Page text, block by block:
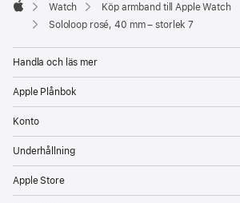
Apple
Watch
Köp armband till Apple Watch
Sololoop rosé, 40 mm – storlek 7
Handla och läs mer
Apple Plånbok
Konto
Underhållning
Apple Store